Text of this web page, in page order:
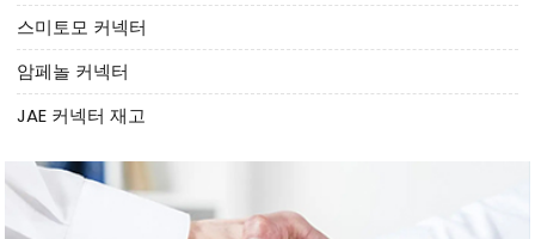
스미토모 커넥터
암페놀 커넥터
JAE 커넥터 재고